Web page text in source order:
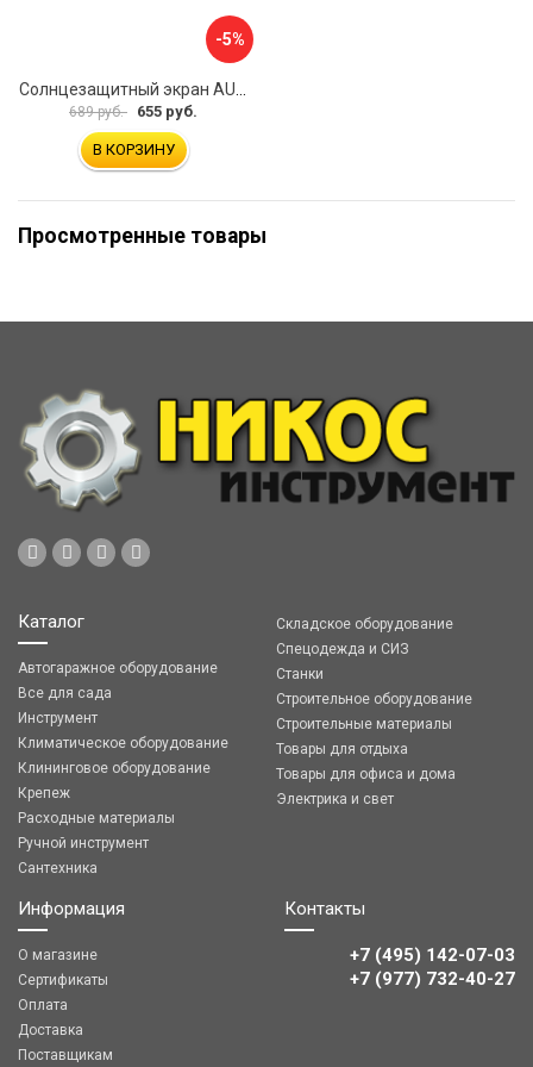
-5%
689 руб. 655 руб.
В КОРЗИНУ
Просмотренные товары
Каталог
Автогаражное оборудование
Все для сада
Инструмент
Климатическое оборудование
Клининговое оборудование
Крепеж
Расходные материалы
Ручной инструмент
Сантехника
Складское оборудование
Спецодежда и СИЗ
Станки
Строительное оборудование
Строительные материалы
Товары для отдыха
Товары для офиса и дома
Электрика и свет
Информация
О магазине
Сертификаты
Оплата
Доставка
Поставщикам
Контакты
+7 (495) 142-07-03
‎‎+7 (977) 732-40-27